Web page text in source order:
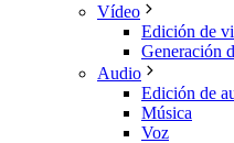
Vídeo
Edición de
Generación
Audio
Edición de
Música
Voz